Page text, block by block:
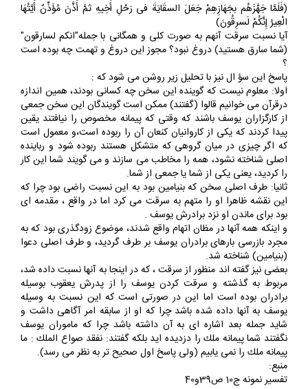
(فَلَمَّا جَهَّزَهُم بجَهَازِهِمْ جَعَلَ السقَايَةَ فى رَحْلِ أَخِيهِ ثمَّ أَذَّنَ مُؤَذِّنٌ أَيَّتُهَا
الْعِيرُ إِنَّكُمْ لَسرِقُونَ)
آيا نسبت سرقت آنهم به صورت كلى و همگانى با جمله"انكم لسارقون"
(شما سارق هستيد) دروغ نبود؟ مجوز اين دروغ و تهمت چه بوده است
؟
پاسخ اين سؤ ال نيز با تحليل زير روشن مى شود كه :
اولا: معلوم نيست كه گوينده اين سخن چه كسانى بودند، همين اندازه
درقرآن مى خوانيم قالوا (گفتند) ممكن است گويندگان اين سخن جمعى
از كارگزاران يوسف باشند كه وقتى كه پيمانه مخصوص را نيافتند يقين
پيدا كردند كه يكى از كاروانيان كنعان آن را ربوده است،و معمول است
كه اگر چيزى در ميان گروهى كه متشكل هستند ربوده شود و رباينده
اصلى شناخته نشود، همه را مخاطب مى سازند و مى گويند شما اين كار
را كرديد، يعنى يكى از شما يا جمعى از شما.
ثانيا: طرف اصلى سخن كه بنيامين بود به اين نسبت راضى بود چرا كه
اين نقشه ظاهرا او را متهم به سرقت مى كرد اما در واقع ، مقدمه اى
بود براى ماندن او نزد برادرش يوسف .
و اينكه همه آنها در مظان اتهام واقع شدند، موضوع زودگذرى بود كه به
مجرد بازرسى بارهاى برادران يوسف بر طرف گرديد، و طرف اصلى دعوا
(بنيامين) شناخته شد.
بعضى نيز گفته اند منظور از سرقت ، كه در اينجا به آنها نسبت داده شد،
مربوط به گذشته و سرقت كردن يوسف را از پدرش يعقوب بوسيله
برادران بوده است اما اين در صورتى است كه اين نسبت به وسيله
يوسف به آنها داده شده باشد چرا كه او از سابقه امر آگاهى داشت و
شايد جمله بعد اشاره اى به آن داشته باشد چرا كه ماموران يوسف
نگفتند شما پيمانه ملك را دزديده ايد بلكه گفتند: نفقد صواع الملك : ما
پيمانه ملك را نمى يابيم (ولى پاسخ اول صحيح تر به نظر مى رسد).
منبع:
تفسير نمونه ج10 ص39و40